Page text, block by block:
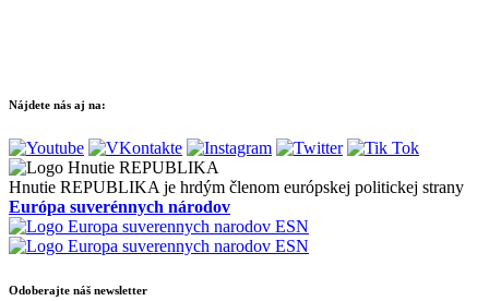
Nájdete nás aj na:
Hnutie REPUBLIKA je hrdým členom európskej politickej strany
Európa suverénnych národov
Odoberajte náš newsletter